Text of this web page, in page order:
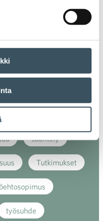
koulutus
kuluttajien luottamus
sääntely
Tutkimukset
työsuhde